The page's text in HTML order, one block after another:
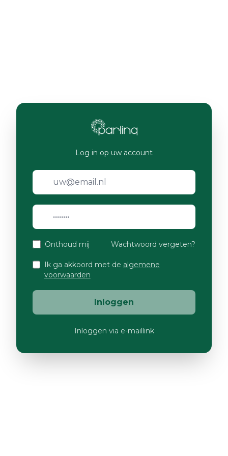
Log in op uw account
Onthoud mij Wachtwoord vergeten?
Ik ga akkoord met de algemene
voorwaarden
Inloggen
Inloggen via e-maillink